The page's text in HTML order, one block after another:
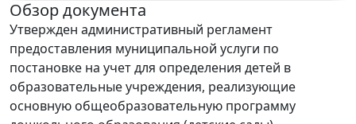
Обзор документа
Утвержден административный регламент
предоставления муниципальной услуги по
постановке на учет для определения детей в
образовательные учреждения, реализующие
основную общеобразовательную программу